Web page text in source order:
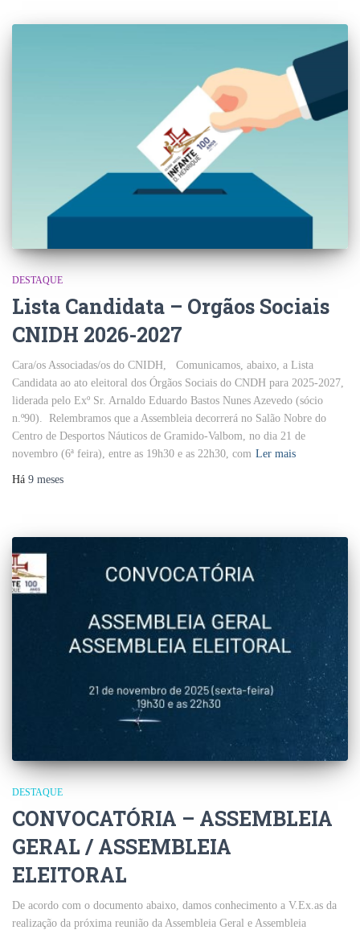
DESTAQUE
Lista Candidata – Orgãos Sociais
CNIDH 2026-2027
Cara/os Associadas/os do CNIDH, Comunicamos, abaixo, a Lista
Candidata ao ato eleitoral dos Órgãos Sociais do CNDH para 2025-2027,
liderada pelo Exº Sr. Arnaldo Eduardo Bastos Nunes Azevedo (sócio
n.º90). Relembramos que a Assembleia decorrerá no Salão Nobre do
Centro de Desportos Náuticos de Gramido-Valbom, no dia 21 de
novembro (6ª feira), entre as 19h30 e as 22h30, com Ler mais
Há 9 meses
DESTAQUE
CONVOCATÓRIA – ASSEMBLEIA
GERAL / ASSEMBLEIA
ELEITORAL
De acordo com o documento abaixo, damos conhecimento a V.Ex.as da
realização da próxima reunião da Assembleia Geral e Assembleia